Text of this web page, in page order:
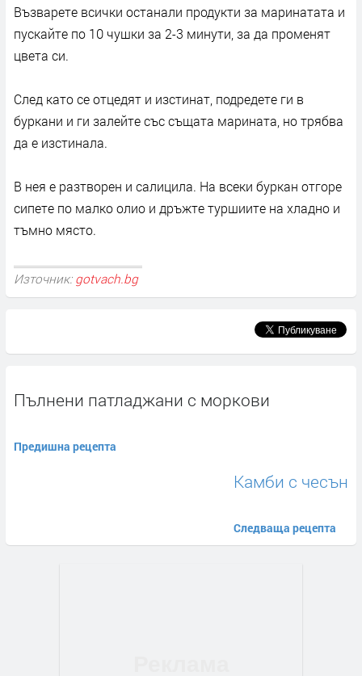
Възварете всички останали продукти за маринатата и
пускайте по 10 чушки за 2-3 минути, за да променят
цвета си.
След като се отцедят и изстинат, подредете ги в
буркани и ги залейте със същата марината, но трябва
да е изстинала.
В нея е разтворен и салицила. На всеки буркан отгоре
сипете по малко олио и дръжте туршиите на хладно и
тъмно място.
Източник: gotvach.bg
Пълнени патладжани с моркови
Предишна рецепта
Камби с чесън
Следваща рецепта